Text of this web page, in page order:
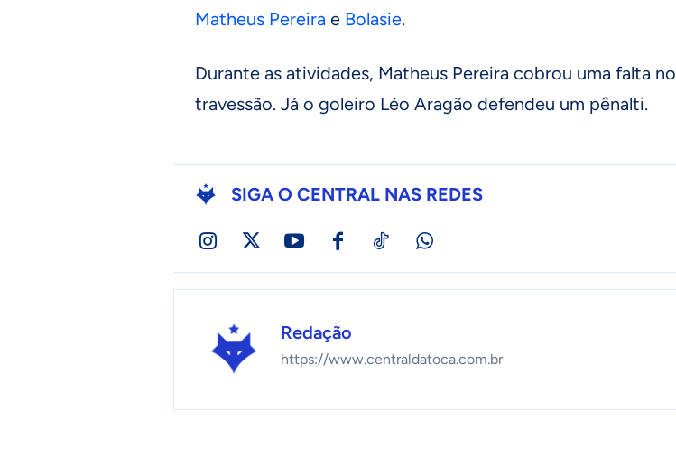
Matheus Pereira e Bolasie.
Durante as atividades, Matheus Pereira cobrou uma falta no
travessão. Já o goleiro Léo Aragão defendeu um pênalti.
SIGA O CENTRAL NAS REDES
Redação
https://www.centraldatoca.com.br